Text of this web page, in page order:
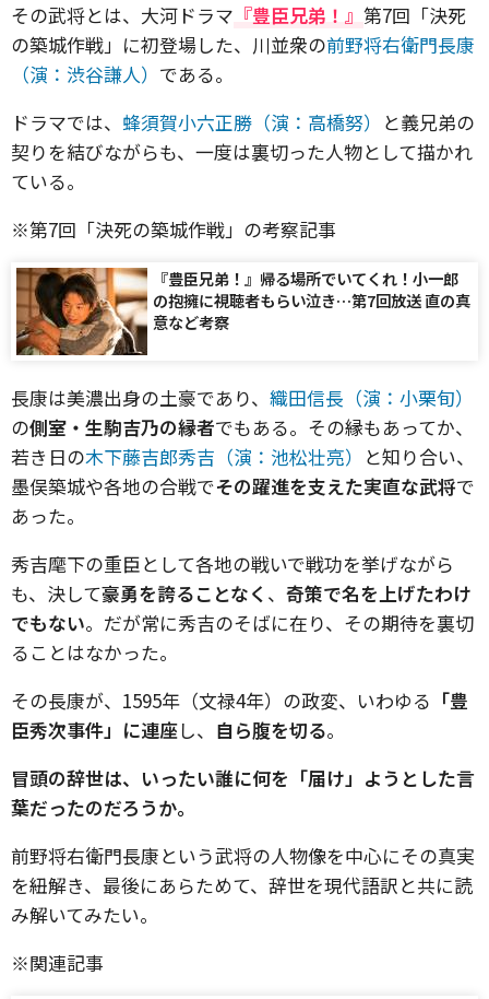
その武将とは、大河ドラマ 『豊臣兄弟！』 第7回「決死
の築城作戦」に初登場した、川並衆の前野将右衛門長康
（演：渋谷謙人） である。
ドラマでは、 蜂須賀小六正勝（演：高橋努） と義兄弟の
契りを結びながらも、一度は裏切った人物として描かれ
ている。
※第7回「決死の築城作戦」の考察記事
『豊臣兄弟！』帰る場所でいてくれ！小一郎
の抱擁に視聴者もらい泣き…第7回放送 直の真
意など考察
長康は美濃出身の土豪であり、 織田信長（演：小栗旬）
の側室・生駒吉乃の縁者でもある。その縁もあってか、
若き日の木下藤吉郎秀吉（演：池松壮亮） と知り合い、
墨俣築城や各地の合戦でその躍進を支えた実直な武将で
あった。
秀吉麾下の重臣として各地の戦いで戦功を挙げながら
も、決して豪勇を誇ることなく 、 奇策で名を上げたわけ
でもない。だが常に秀吉のそばに在り、その期待を裏切
ることはなかった。
その長康が、1595年（文禄4年）の政変、いわゆる 「豊
臣秀次事件」に連座し、 自ら腹を切る。
冒頭の辞世は、いったい誰に何を「届け」ようとした言
葉だったのだろうか。
前野将右衛門長康という武将の人物像を中心にその真実
を紐解き、最後にあらためて、辞世を現代語訳と共に読
み解いてみたい。
※関連記事